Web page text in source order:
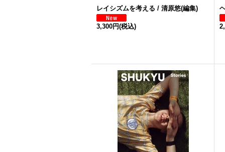
レイシズムを考える / 清原悠(編集)
3,300円(税込)